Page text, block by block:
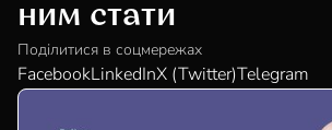
ним стати
Поділитися в соцмережах
FacebookLinkedInX (Twitter)Telegram